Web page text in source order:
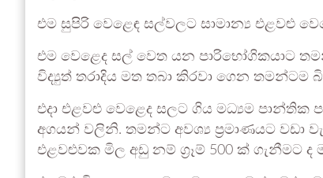
එම සුපිරි වෙළෙඳ සල්වලට සාමාන්‍ය එළවළු
එම වෙළෙද සල් වෙත යන පාරිභෝගිකයාට
විද්‍යුත් තරාදිය මත තබා කිරවා ගෙන තමන්ටම
එදා එළවළු වෙළෙද සලට ගිය මධ්‍යම පාන්තික
අගයන් වලිනි. තමන්ට අවශ්‍ය ප්‍රමාණයට වඩා
එළවළුවක මිල අඩු නම් ග්‍රෑම් 500 ක් ගැනීමට